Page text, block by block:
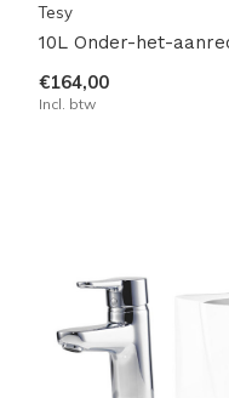
Tesy
10L Onder-het-
€164,00
Incl. btw